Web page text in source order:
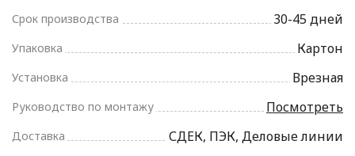
Срок производства 30-45 дней
Упаковка Картон
Установка Врезная
Руководство по монтажу Посмотреть
Доставка СДЕК, ПЭК, Деловые линии